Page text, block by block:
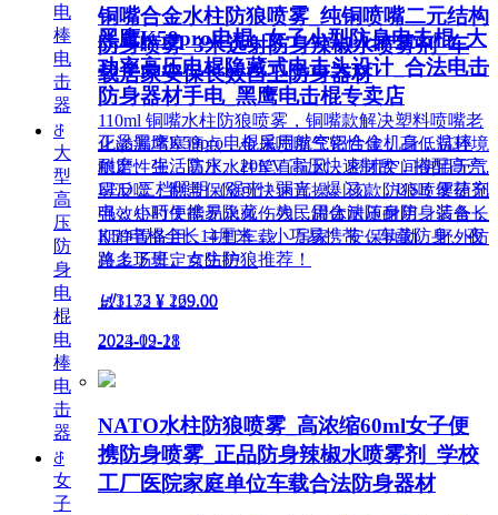
黑鹰K59pro电棍_女子小型防身电击棍_大
功率高压电棍隐藏式电击头设计_合法电击
防身器材手电_黑鹰电击棍专卖店
正品黑鹰K59pro电棍采用航空铝合金机身，抗摔
耐磨、生活防水。20KV 高压快速制敌，搭配高亮
LED 三档照明（强光 / 弱光 / 爆闪），USB 便捷充
电，小巧便携易隐藏，为民用合法随身防身装备，
K59电棍全长14厘米，小巧易携带，车载防身、夜
路上下班、女生防狼推荐！
넶3133 ¥ 269.00
2024-09-18
铜嘴合金水柱防狼喷雾_纯铜喷嘴二元结构
防身喷雾_3米远射防身辣椒水喷雾剂_车
载居家安保长效自卫防身器材
110ml 铜嘴水柱防狼喷雾，铜嘴款解决塑料喷嘴老
化渗漏堵塞痛点，金属喷嘴气密性佳，高低温环境
稳定性强。高压水柱笔直抗风，密闭空间使用无气
雾反噬，翻盖保险可快速盲操。该款防狼喷雾药剂
强效短时失能无永久伤残，罐体耐压耐用，适合长
期静置备用，主打车载、居家、安保执勤、野外防
兽多场景定点防护。
넶1172 ¥ 129.00
2023-12-21
NATO水柱防狼喷雾_高浓缩60ml女子便
携防身喷雾_正品防身辣椒水喷雾剂_学校
工厂医院家庭单位车载合法防身器材
电
棒
电
击
器
ꁕ
大
型
高
压
防
身
电
棍
电
棒
电
击
器
ꁕ
女
子